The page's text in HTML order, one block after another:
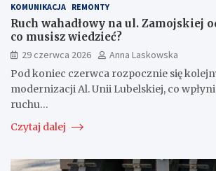
KOMUNIKACJA REMONTY
Ruch wahadłowy na ul. Zamojskiej
co musisz wiedzieć?
29 czerwca 2026
Anna Laskowska
Pod koniec czerwca rozpocznie się
modernizacji Al. Unii Lubelskiej, co
ruchu…
Czytaj dalej